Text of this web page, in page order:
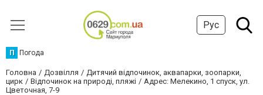
Рус
П Погода
Головна Дозвілля
Дитячий відпочинок, аквапарки, зоопарки,
цирк
Відпочинок на природі, пляжі
Адрес: Мелекино, 1 спуск, ул.
Цветочная, 7-9